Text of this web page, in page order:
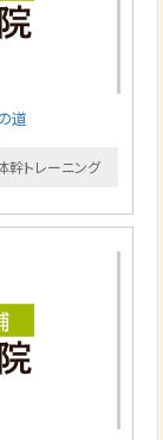
道
幹トレーニング